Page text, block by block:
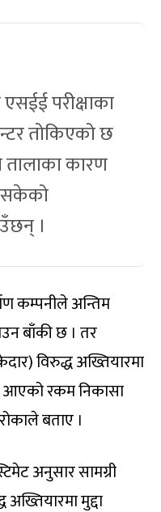
परीक्षाका
तोकिएको छ
तालाका कारण
।
कम्पनीले अन्तिम
बाँकी छ । तर
विरुद्ध अख्तियारमा
आएको रकम निकासा
बताए ।
अनुसार सामग्री
मुद्दा